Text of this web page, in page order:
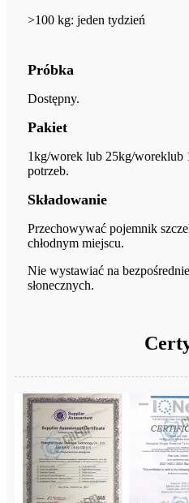
>100 kg: jeden tydzień
Próbka
Dostępny.
Pakiet
1kg/worek lub 25kg/woreklub
potrzeb.
Składowanie
Przechowywać pojemnik
chłodnym miejscu.
Nie wystawiać na
słonecznych.